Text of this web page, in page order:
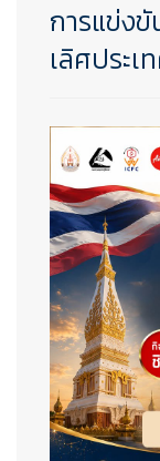
การแข่ง
เลิศประเ